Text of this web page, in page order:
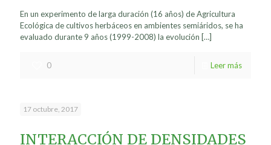
En un experimento de larga duración (16 años) de Agricultura
Ecológica de cultivos herbáceos en ambientes semiáridos, se ha
evaluado durante 9 años (1999-2008) la evolución […]
0 Leer más
17 octubre, 2017
INTERACCIÓN DE DENSIDADES